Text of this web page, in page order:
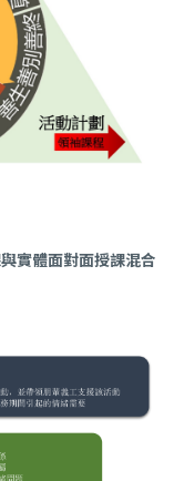
實體面對面授課混合